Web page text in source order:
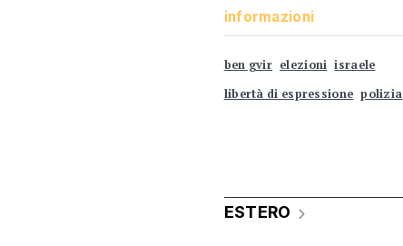
informazioni
ben gvir elezioni israele
libertà di espressione polizia
ESTERO